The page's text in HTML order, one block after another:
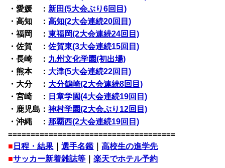
・愛媛 ： 新田(5大会ぶり6回目)
・高知 ：高知(2大会連続20回目)
・福岡 ：東福岡(2大会連続24回目)
・佐賀 ：佐賀東(3大会連続15回目)
・長崎 ： 九州文化学園(初出場)
・熊本 ： 大津(5大会連続22回目)
・大分 ： 大分鶴崎(2大会連続8回目)
・宮崎 ： 日章学園(4大会連続19回目)
・鹿児島：神村学園(2大会ぶり12回目)
・沖縄 ：那覇西(2大会連続19回目)
=====================================
■ 日程・結果 ｜選手名鑑 ｜高校生の進学先
■サッカー新着雑誌等 ｜楽天でホテル予約